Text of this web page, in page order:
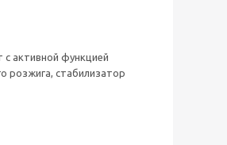
активной функцией
розжига, стабилизатор